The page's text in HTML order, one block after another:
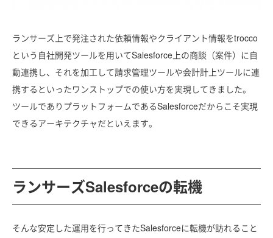
ランサーズ上で発注された依頼情報やクライアント情報をtrocco
という自社開発ツールを用いてSalesforce上の商談（案件）に自
動連携し、それを加工して請求管理ツールや会計計上ツールに連
携するといったワンストップでの使い方を実現してきました。
ツールでありプラットフォームであるSalesforceだからこそ実現
できるアーキテクチャだといえます。
ランサーズSalesforceの転機
そんな安定した運用を行ってきたSalesforceに転機が訪れること